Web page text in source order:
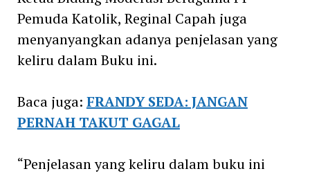
Pemuda Katolik, Reginal Capah juga
menyanyangkan adanya penjelasan yang
keliru dalam Buku ini.
Baca juga: FRANDY SEDA: JANGAN
PERNAH TAKUT GAGAL
“Penjelasan yang keliru dalam buku ini